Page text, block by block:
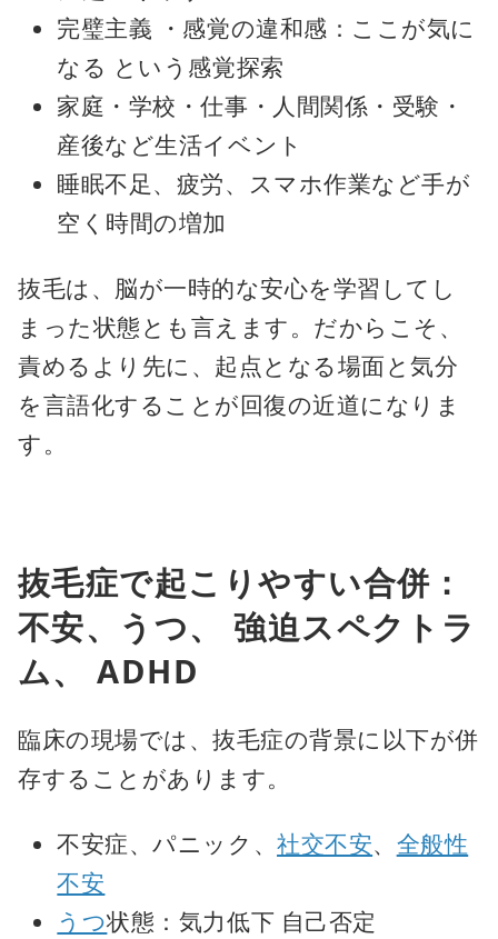
完璧主義 ・感覚の違和感：ここが気に
なる という感覚探索
家庭・学校・仕事・人間関係・受験・
産後など生活イベント
睡眠不足、疲労、スマホ作業など手が
空く時間の増加
抜毛は、脳が一時的な安心を学習してし
まった状態とも言えます。だからこそ、
責めるより先に、起点となる場面と気分
を言語化することが回復の近道になりま
す。
抜毛症で起こりやすい合併：
不安、うつ、 強迫スペクトラ
ム、 ADHD
臨床の現場では、抜毛症の背景に以下が併
存することがあります。
不安症、パニック、社交不安、 全般性
不安
うつ状態：気力低下 自己否定